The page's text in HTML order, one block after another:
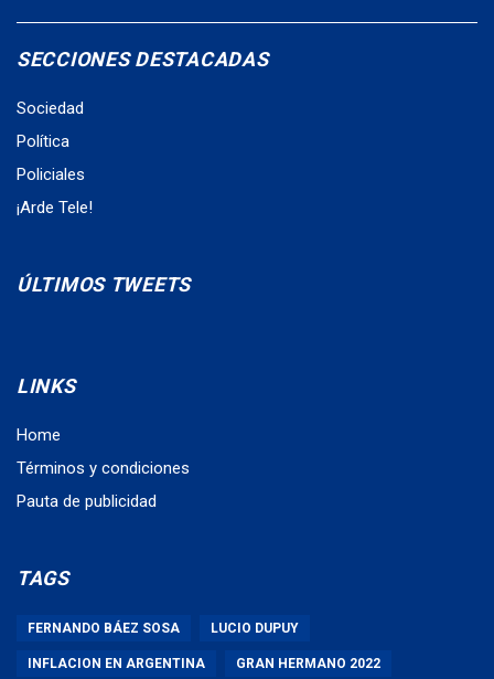
SECCIONES DESTACADAS
Sociedad
Política
Policiales
¡Arde Tele!
ÚLTIMOS TWEETS
LINKS
Home
Términos y condiciones
Pauta de publicidad
TAGS
FERNANDO BÁEZ SOSA LUCIO DUPUY
INFLACION EN ARGENTINA GRAN HERMANO 2022